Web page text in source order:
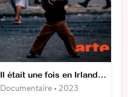
Il était une fois en Irlande du Nord
Documentaire • 2023